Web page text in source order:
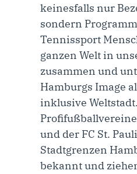
keinesfalls nur
sondern
Tennissport
ganzen Welt in
zusammen und
Hamburgs Image
inklusive
und der FC St.
Stadtgrenzen
bekannt und